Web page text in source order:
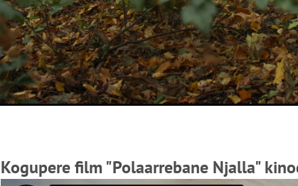
Kogupere film "Polaarrebane Njalla"